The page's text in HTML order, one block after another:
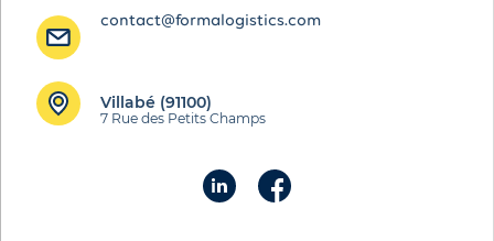
contact@formalogistics.com
Villabé (91100)
7 Rue des Petits Champs